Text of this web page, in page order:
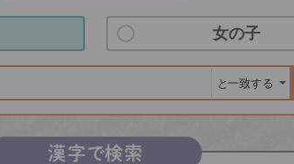
女の子
漢字で検索